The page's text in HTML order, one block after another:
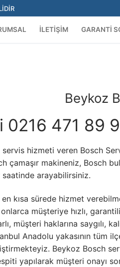
İLETIŞIM GARANTI
Beykoz
0216 471 89
hizmeti veren Bosch
çamaşır makineniz, Bosch
arayabilirsiniz.
kısa sürede hizmet
müşteriye hızlı,
müşteri haklarına saygılı,
Anadolu yakasının tüm
Beykoz Bosch
yapılarak müşteri onayı